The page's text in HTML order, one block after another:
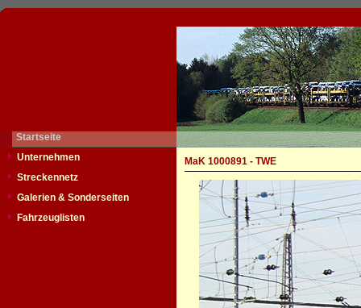
Startseite
Unternehmen
Streckennetz
Galerien & Sonderseiten
Fahrzeuglisten
MaK 1000891 - TWE